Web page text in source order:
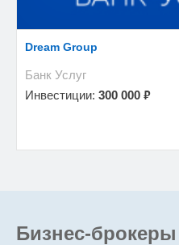
Dream Group
Банк Услуг
Инвестиции: 300 000 ₽
Бизнес-брокеры